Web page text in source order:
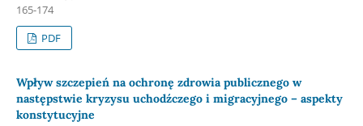
165-174
PDF
Wpływ szczepień na ochronę zdrowia publicznego w
następstwie kryzysu uchodźczego i migracyjnego – aspekty
konstytucyjne